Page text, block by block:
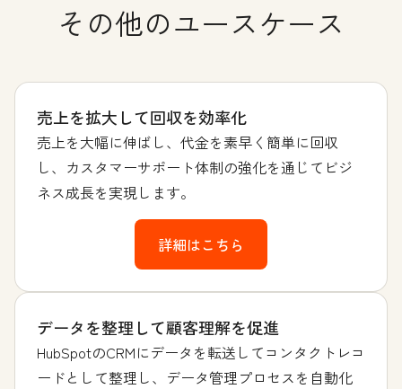
その他のユースケース
売上を拡大して回収を効率化
売上を大幅に伸ばし、代金を素早く簡単に回収
し、カスタマーサポート体制の強化を通じてビジ
ネス成長を実現します。
詳細はこちら
データを整理して顧客理解を促進
HubSpotのCRMにデータを転送してコンタクトレコ
ードとして整理し、データ管理プロセスを自動化